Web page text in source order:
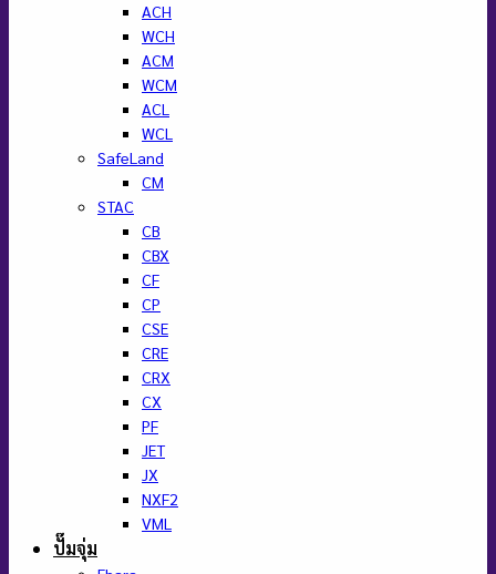
ACH
WCH
ACM
WCM
ACL
WCL
SafeLand
CM
STAC
CB
CBX
CF
CP
CSE
CRE
CRX
CX
PF
JET
JX
NXF2
VML
ปั๊มจุ่ม